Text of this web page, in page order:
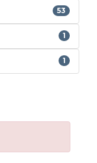
53
1
1